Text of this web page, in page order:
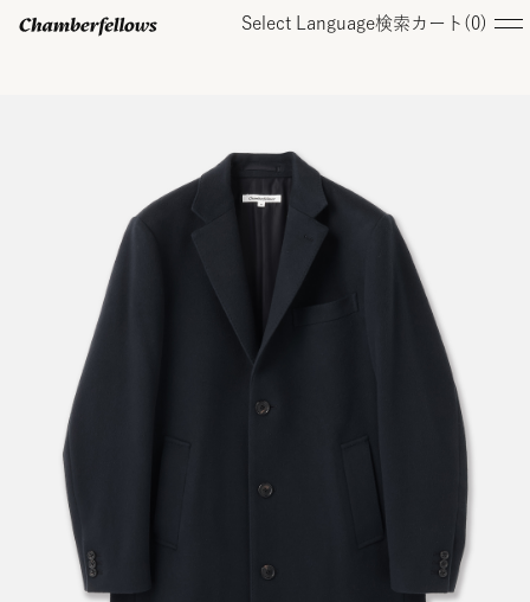
Select Language検索 カート( 0)
オンラインストア
コレクション
お知らせ